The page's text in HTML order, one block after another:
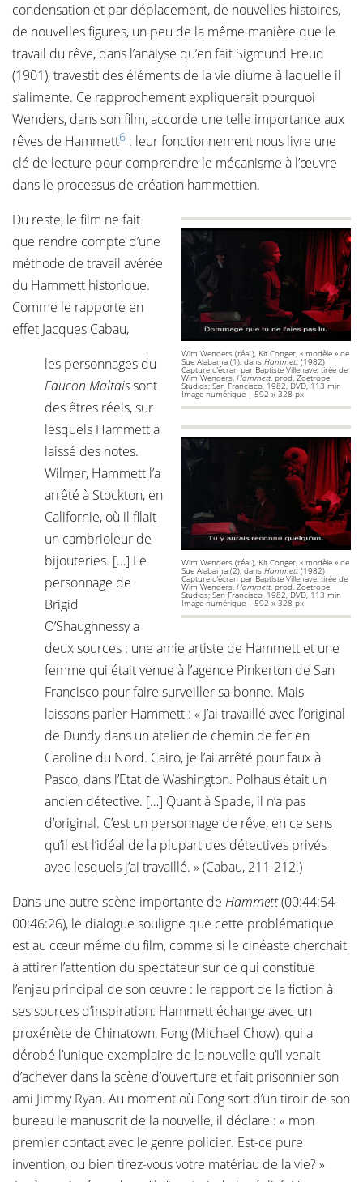
condensation et par déplacement, de nouvelles histoires,
de nouvelles figures, un peu de la même manière que le
travail du rêve, dans l’analyse qu’en fait Sigmund Freud
(1901), travestit des éléments de la vie diurne à laquelle il
s’alimente. Ce rapprochement expliquerait pourquoi
Wenders, dans son film, accorde une telle importance aux
rêves de Hammett6 : leur fonctionnement nous livre une
clé de lecture pour comprendre le mécanisme à l’œuvre
dans le processus de création hammettien.
Wim Wenders (réal.), Kit Conger, « modèle » de
Sue Alabama (1), dans Hammett(1982)
Capture d’écran par Baptiste Villenave, tirée de
Wim Wenders, Hammett, prod. Zoetrope
Studios; San Francisco, 1982, DVD, 113 min
Image numérique | 592 x 328 px
Wim Wenders (réal.), Kit Conger, « modèle » de
Sue Alabama (2), dans Hammett(1982)
Capture d’écran par Baptiste Villenave, tirée de
Wim Wenders, Hammett, prod. Zoetrope
Studios; San Francisco, 1982, DVD, 113 min
Image numérique | 592 x 328 px
Du reste, le film ne fait
que rendre compte d’une
méthode de travail avérée
du Hammett historique.
Comme le rapporte en
effet Jacques Cabau,
les personnages du
Faucon Maltaissont
des êtres réels, sur
lesquels Hammett a
laissé des notes.
Wilmer, Hammett l’a
arrêté à Stockton, en
Californie, où il filait
un cambrioleur de
bijouteries. […] Le
personnage de
Brigid
O’Shaughnessy a
deux sources : une amie artiste de Hammett et une
femme qui était venue à l’agence Pinkerton de San
Francisco pour faire surveiller sa bonne. Mais
laissons parler Hammett : « J’ai travaillé avec l’original
de Dundy dans un atelier de chemin de fer en
Caroline du Nord. Cairo, je l’ai arrêté pour faux à
Pasco, dans l’Etat de Washington. Polhaus était un
ancien détective. […] Quant à Spade, il n’a pas
d’original. C’est un personnage de rêve, en ce sens
qu’il est l’idéal de la plupart des détectives privés
avec lesquels j’ai travaillé. » (Cabau, 211-212.)
Dans une autre scène importante de Hammett(00:44:54-
00:46:26), le dialogue souligne que cette problématique
est au cœur même du film, comme si le cinéaste cherchait
à attirer l’attention du spectateur sur ce qui constitue
l’enjeu principal de son œuvre : le rapport de la fiction à
ses sources d’inspiration. Hammett échange avec un
proxénète de Chinatown, Fong (Michael Chow), qui a
dérobé l’unique exemplaire de la nouvelle qu’il venait
d’achever dans la scène d’ouverture et fait prisonnier son
ami Jimmy Ryan. Au moment où Fong sort d’un tiroir de son
bureau le manuscrit de la nouvelle, il déclare : « mon
premier contact avec le genre policier. Est-ce pure
invention, ou bien tirez-vous votre matériau de la vie? »